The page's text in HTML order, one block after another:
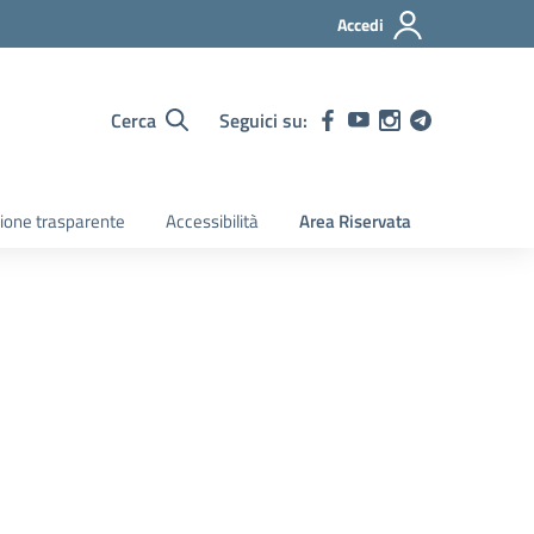
Accedi
Cerca Seguici su:
trasparente Accessibilità Area Riservata